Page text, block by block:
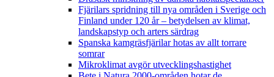
Fjärilars spridning till nya områden i Sverige och
Finland under 120 år– betydelsen av klimat,
landskapstyp och arters särdrag
Spanska kamgräsfjärilar hotas av allt torrare
somrar
Mikroklimat avgör utvecklingshastighet